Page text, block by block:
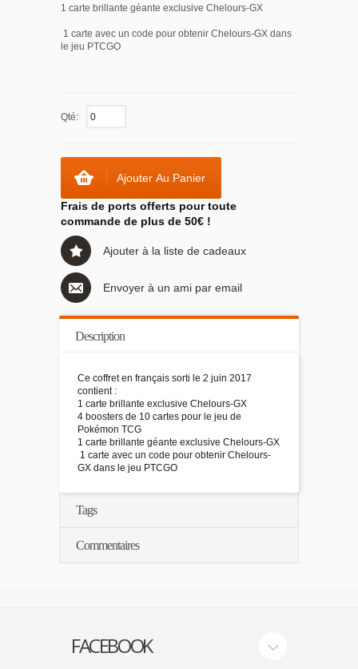
1 carte brillante géante exclusive Chelours-GX
1 carte avec un code pour obtenir Chelours-GX dans
le jeu PTCGO
Qté:
Ajouter Au Panier
Frais de ports offerts pour toute
commande de plus de 50€ !
Ajouter à la liste de cadeaux
Envoyer à un ami par email
Description
Ce coffret en français sorti le 2 juin 2017
contient :
1 carte brillante exclusive Chelours-GX
4 boosters de 10 cartes pour le jeu de
Pokémon TCG
1 carte brillante géante exclusive Chelours-GX
1 carte avec un code pour obtenir Chelours-
GX dans le jeu PTCGO
Tags
Commentaires
FACEBOOK